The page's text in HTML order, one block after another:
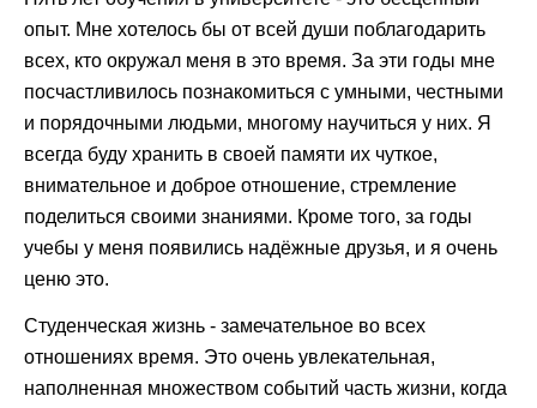
опыт. Мне хотелось бы от всей души поблагодарить
всех, кто окружал меня в это время. За эти годы мне
посчастливилось познакомиться с умными, честными
и порядочными людьми, многому научиться у них. Я
всегда буду хранить в своей памяти их чуткое,
внимательное и доброе отношение, стремление
поделиться своими знаниями. Кроме того, за годы
учебы у меня появились надёжные друзья, и я очень
ценю это.
Студенческая жизнь - замечательное во всех
отношениях время. Это очень увлекательная,
наполненная множеством событий часть жизни, когда